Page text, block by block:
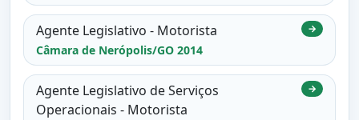
Agente Legislativo - Motorista
Câmara de Nerópolis/GO 2014
→
Agente Legislativo de Serviços
Operacionais - Motorista
→